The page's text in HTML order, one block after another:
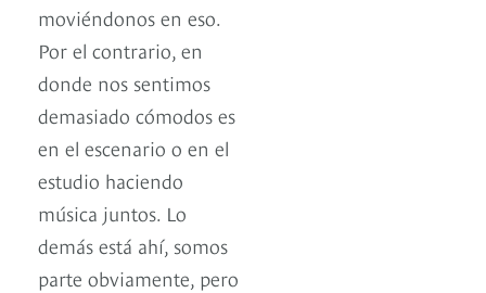
moviéndonos en eso.
Por el contrario, en
donde nos sentimos
demasiado cómodos es
en el escenario o en el
estudio haciendo
música juntos. Lo
demás está ahí, somos
parte obviamente, pero